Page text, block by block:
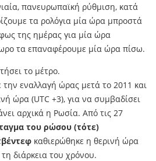
πανευρωπαϊκή ρύθμιση, κατά
τα ρολόγια μία ώρα μπροστά
της ημέρας για μία ώρα
τα επαναφέρουμε μία ώρα πίσω.
το μέτρο.
εναλλαγή ώρας μετά το 2011 και
ώρα (UTC +3), για να συμβαδίσει
αρχικά η Ρωσία. Από τις 27
του ρώσου (τότε)
καθιερώθηκε η θερινή ώρα
διάρκεια του χρόνου.